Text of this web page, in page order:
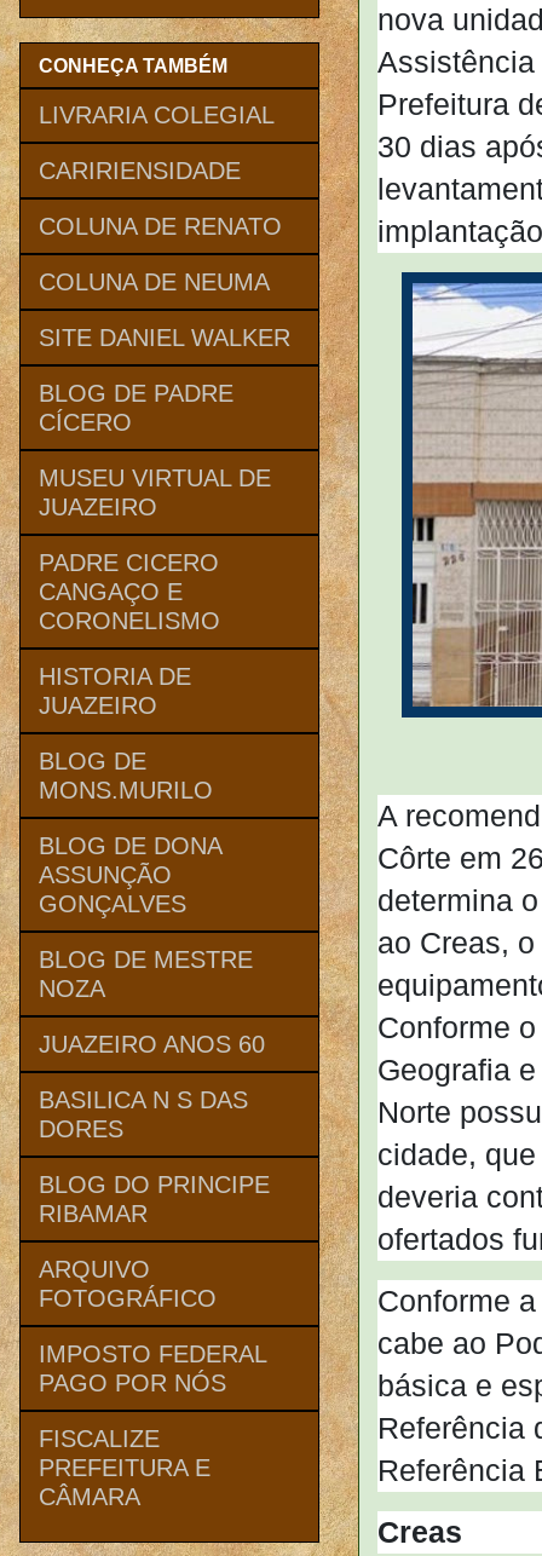
nova
Prefeitura
30 dias
A
Côrte em
determina
ao Creas,
Conforme
Geografia
Norte
cidade,
deveria
ofertados
Conforme
cabe ao
básica e
Referência
Referência
Creas
CONHEÇA TAMBÉM
LIVRARIA COLEGIAL
CARIRIENSIDADE
COLUNA DE RENATO
COLUNA DE NEUMA
SITE DANIEL WALKER
BLOG DE PADRE
CÍCERO
MUSEU VIRTUAL DE
JUAZEIRO
PADRE CICERO
CANGAÇO E
CORONELISMO
HISTORIA DE
JUAZEIRO
BLOG DE
MONS.MURILO
BLOG DE DONA
ASSUNÇÃO
GONÇALVES
BLOG DE MESTRE
NOZA
JUAZEIRO ANOS 60
BASILICA N S DAS
DORES
BLOG DO PRINCIPE
RIBAMAR
ARQUIVO
FOTOGRÁFICO
IMPOSTO FEDERAL
PAGO POR NÓS
FISCALIZE
PREFEITURA E
CÂMARA